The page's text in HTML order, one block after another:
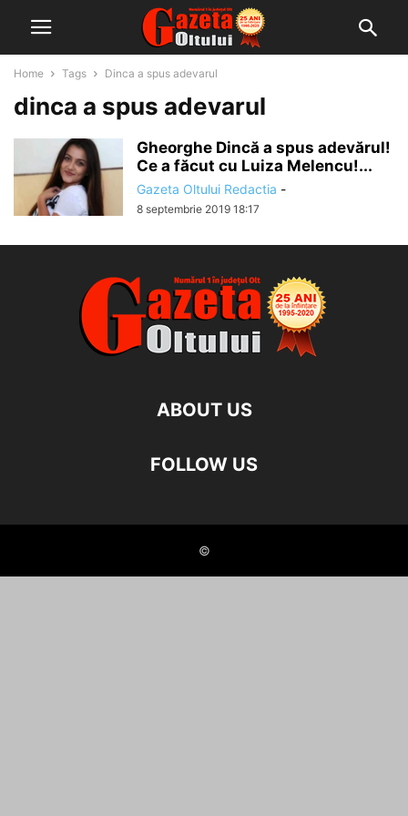
Home Tags Dinca a spus adevarul
dinca a spus adevarul
Gheorghe Dincă a spus adevărul!
Ce a făcut cu Luiza Melencu!...
Gazeta Oltului Redactia -
8 septembrie 2019 18:17
ABOUT US
FOLLOW US
©